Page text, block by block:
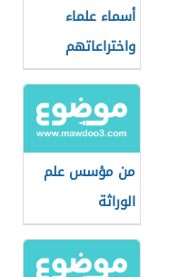
أسماء علماء
واختراعاتهم
من مؤسس علم
الوراثة